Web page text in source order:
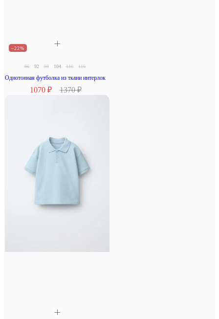
–22%
86 92 98 104 110 116
Однотонная футболка из ткани интерлок
1070 ₽ 1370 ₽